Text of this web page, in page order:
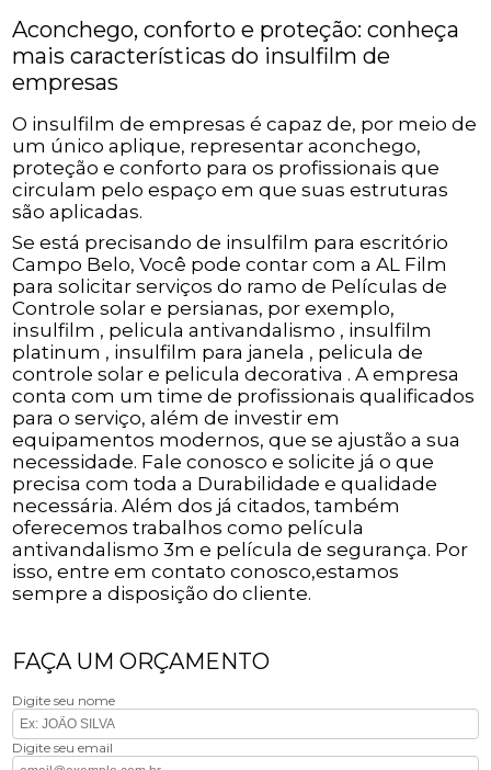
Aconchego, conforto e proteção: conheça
mais características do insulfilm de
empresas
O insulfilm de empresas é capaz de, por meio de
um único aplique, representar aconchego,
proteção e conforto para os profissionais que
circulam pelo espaço em que suas estruturas
são aplicadas.
Se está precisando de insulfilm para escritório
Campo Belo, Você pode contar com a AL Film
para solicitar serviços do ramo de Películas de
Controle solar e persianas, por exemplo,
insulfilm , pelicula antivandalismo , insulfilm
platinum , insulfilm para janela , pelicula de
controle solar e pelicula decorativa . A empresa
conta com um time de profissionais qualificados
para o serviço, além de investir em
equipamentos modernos, que se ajustão a sua
necessidade. Fale conosco e solicite já o que
precisa com toda a Durabilidade e qualidade
necessária. Além dos já citados, também
oferecemos trabalhos como película
antivandalismo 3m e película de segurança. Por
isso, entre em contato conosco,estamos
sempre a disposição do cliente.
FAÇA UM ORÇAMENTO
Digite seu nome
Digite seu email